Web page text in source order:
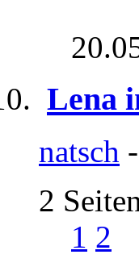
Lena
natsch
2
1 2